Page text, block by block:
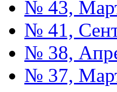
№ 43,
№ 41,
№ 38,
№ 37,